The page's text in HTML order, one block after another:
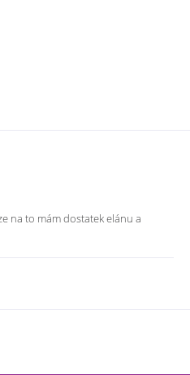
na to mám dostatek elánu a